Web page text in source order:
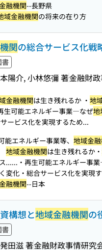
融機関--長野県
域金融機関の将来の在り方
関の総合サービス化
書
陽介, 小林悠彌 著金融財
金融機関は生き残れるか ・ 地
生可能エネルギー事業―なぜ地
ービス化を実現するため...
能エネルギー事業等、 地域金
地域金融機関は生き残れるか・
......・再生可能エネルギー事
変化・総合サービス化を実現
融機関--日本
構想と地域金融機関の
書
田滋 著金融財政事情研究